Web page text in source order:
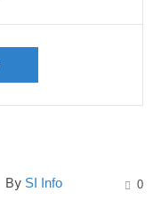
By SI Info 0